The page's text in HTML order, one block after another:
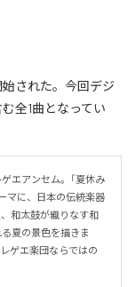
始された。今回デジ
全1曲となってい
エアンセム。「夏休み
マに、日本の伝統楽器
和太鼓が織りなす和
夏の景色を描きま
ゲエ楽団ならではの